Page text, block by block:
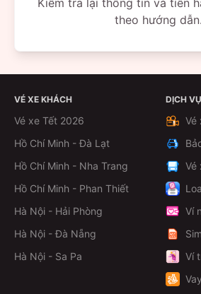
theo hướng dẫn.
VÉ XE KHÁCH
Vé xe Tết 2026
Hồ Chí Minh - Đà Lạt
Hồ Chí Minh - Nha Trang
Hồ Chí Minh - Phan Thiết
Hà Nội - Hải Phòng
Hà Nội - Đà Nẵng
Hà Nội - Sa Pa
DỊCH
Vé
Vé
Ví
Ví